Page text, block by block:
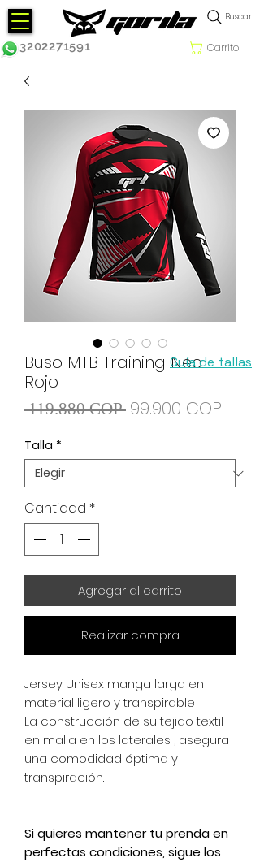
Carrito
3202271591
Buscar
Buso MTB Training Neo
Rojo
119.880 COP Precio
99.900 COP
Talla *
Cantidad *
Agregar al carrito
Realizar compra
Jersey Unisex manga larga en
material ligero y transpirable
La construcción de su tejido textil
en malla en los laterales , asegura
una comodidad óptima y
transpiración.
Si quieres mantener tu prenda en
perfectas condiciones, sigue los
Guía de tallas